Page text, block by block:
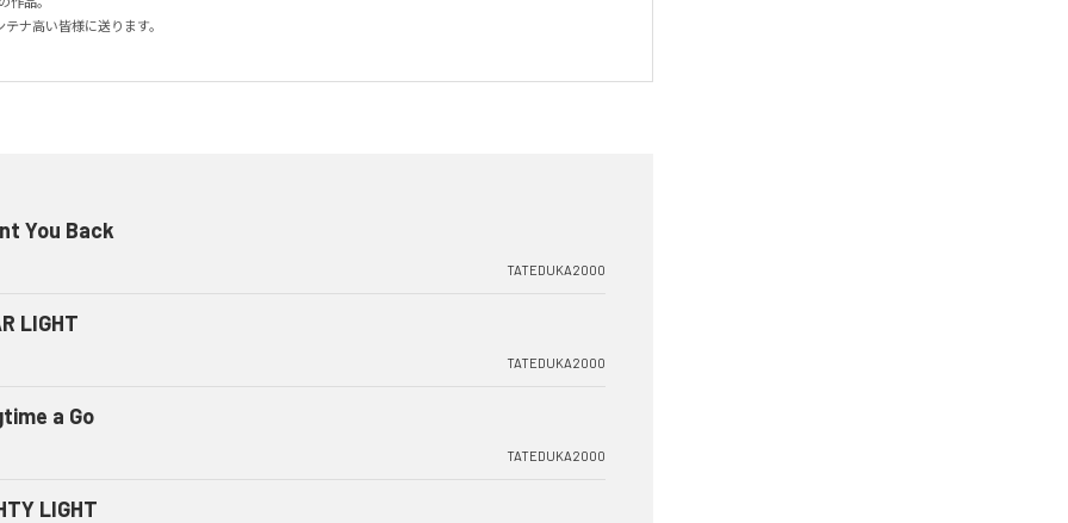
ナ高い皆様に送ります。
You Back
TATEDUKA2000
LIGHT
TATEDUKA2000
a Go
TATEDUKA2000
LIGHT